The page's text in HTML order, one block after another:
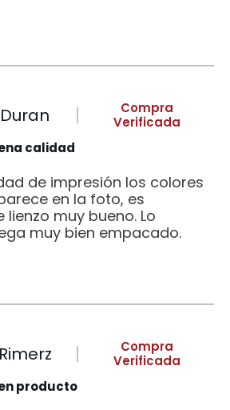
Compra
Verificada
calidad
de impresión los colores
en la foto, es
muy bueno. Lo
muy bien empacado.
Compra
Verificada
producto